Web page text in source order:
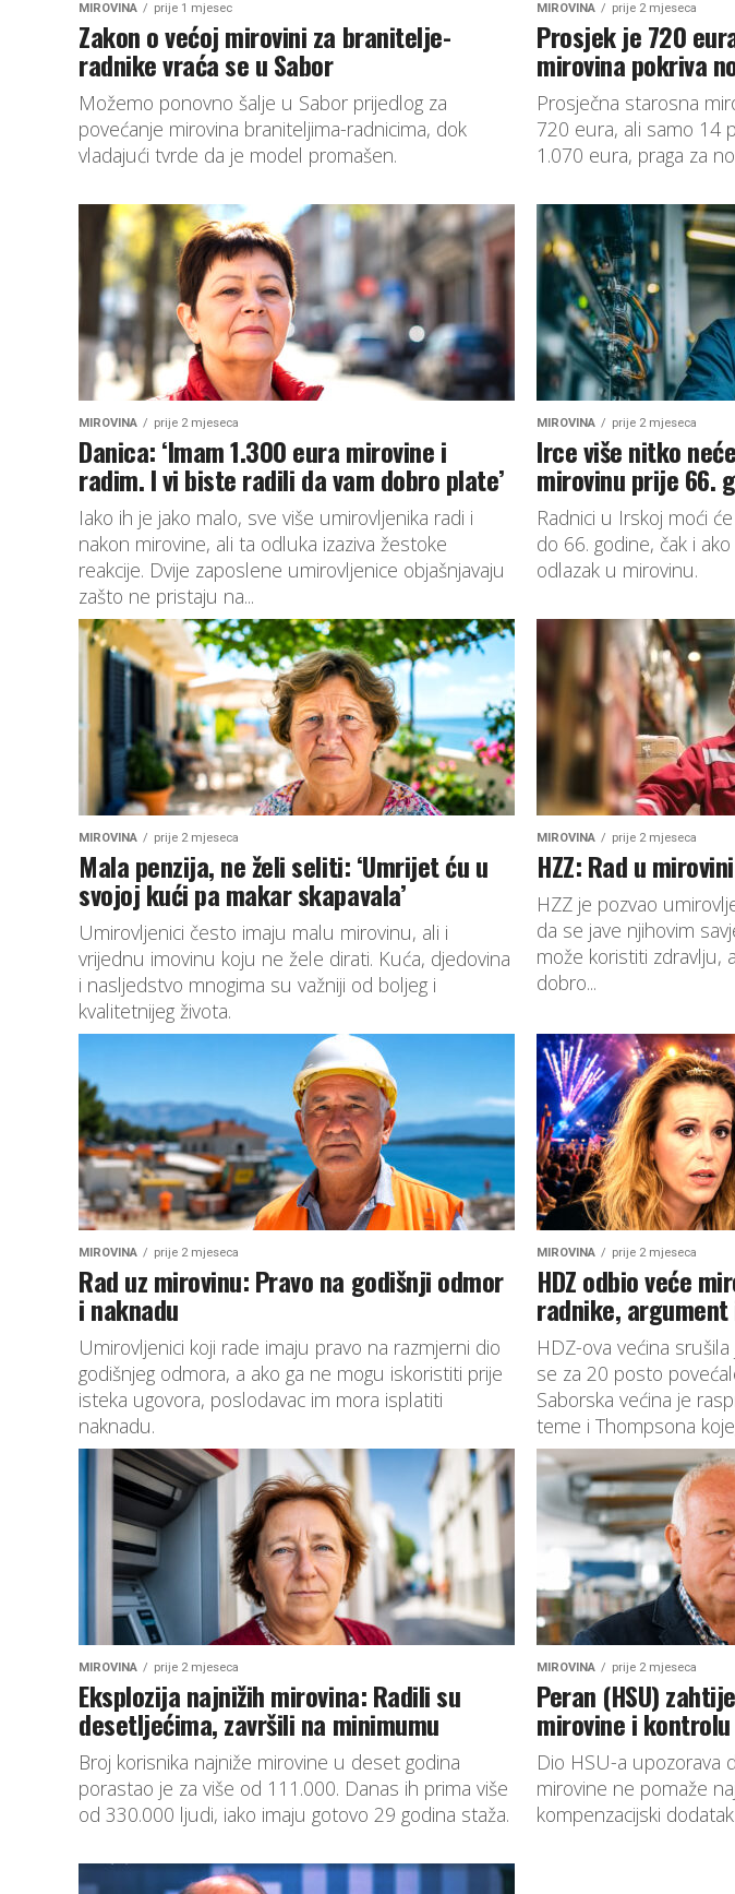
MIROVINA prije 1 mjesec
Zakon o većoj mirovini za branitelje-
radnike vraća se u Sabor
Možemo ponovno šalje u Sabor prijedlog za
povećanje mirovina braniteljima-radnicima, dok
vladajući tvrde da je model promašen.
MIROVINA prije 2 mjeseca
Prosjek je 720
mirovina pokriva
Prosječna starosna
720 eura, ali samo 14
1.070 eura, praga za
MIROVINA prije 2 mjeseca
Danica: ‘Imam 1.300 eura mirovine i
radim. I vi biste radili da vam dobro plate’
Iako ih je jako malo, sve više umirovljenika radi i
nakon mirovine, ali ta odluka izaziva žestoke
reakcije. Dvije zaposlene umirovljenice objašnjavaju
zašto ne pristaju na...
MIROVINA prije 2 mjeseca
Irce više nitko
mirovinu prije 66.
Radnici u Irskoj moći
do 66. godine, čak i
odlazak u mirovinu.
MIROVINA prije 2 mjeseca
Mala penzija, ne želi seliti: ‘Umrijet ću u
svojoj kući pa makar skapavala’
Umirovljenici često imaju malu mirovinu, ali i
vrijednu imovinu koju ne žele dirati. Kuća, djedovina
i nasljedstvo mnogima su važniji od boljeg i
kvalitetnijeg života.
MIROVINA prije 2 mjeseca
HZZ: Rad u
HZZ je pozvao
da se jave njihovim
može koristiti zdravlju,
dobro...
MIROVINA prije 2 mjeseca
Rad uz mirovinu: Pravo na godišnji odmor
i naknadu
Umirovljenici koji rade imaju pravo na razmjerni dio
godišnjeg odmora, a ako ga ne mogu iskoristiti prije
isteka ugovora, poslodavac im mora isplatiti
naknadu.
MIROVINA prije 2 mjeseca
HDZ odbio veće
radnike,
HDZ-ova većina
se za 20 posto
Saborska većina je
teme i Thompsona
MIROVINA prije 2 mjeseca
Eksplozija najnižih mirovina: Radili su
desetljećima, završili na minimumu
Broj korisnika najniže mirovine u deset godina
porastao je za više od 111.000. Danas ih prima više
od 330.000 ljudi, iako imaju gotovo 29 godina staža.
MIROVINA prije 2 mjeseca
Peran (HSU)
mirovine i
Dio HSU-a upozorava
mirovine ne pomaže
kompenzacijski dodatak.